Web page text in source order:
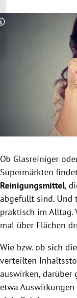
Untermenü
Untermenü
Untermenü
Untermenü
Copyright-Hinweis
Ob Glasreiniger
Supermärkten
Reinigungsmittel,
abgefüllt sind. Und
praktisch im Alltag.
mal über Flächen
Wie bzw. ob sich
verteilten
auswirken, darüber
etwa